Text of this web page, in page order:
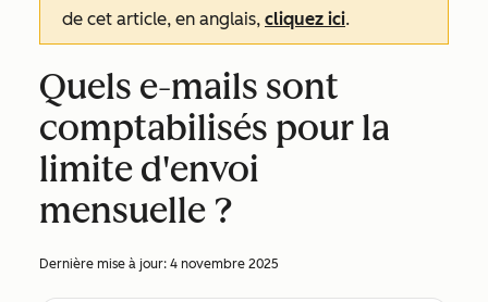
de cet article, en anglais, cliquez ici.
Quels e-mails sont
comptabilisés pour la
limite d'envoi
mensuelle ?
Dernière mise à jour: 4 novembre 2025